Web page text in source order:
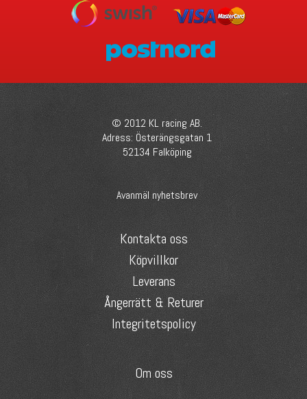
© 2012 KL racing AB.
Adress: Österängsgatan 1
52134 Falköping
Avanmäl nyhetsbrev
Kontakta oss
Köpvillkor
Leverans
Ångerrätt & Returer
Integritetspolicy
Om oss